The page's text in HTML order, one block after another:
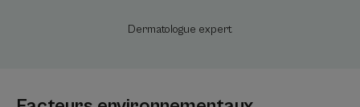
Dermatologue expert